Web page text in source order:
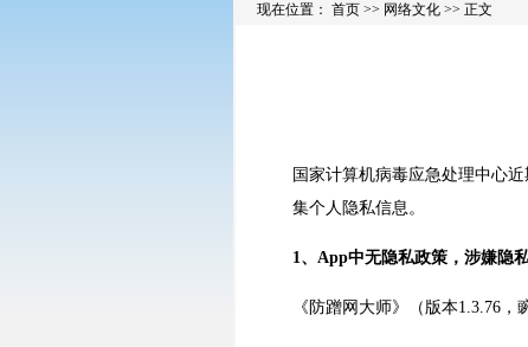
现在位置： 首页 >> 网络文化 >> 正文
国家计算机病毒应急处理中心
集个人隐私信息。
1、App中无隐私政策，涉嫌隐私
《防蹭网大师》（版本1.3.76，